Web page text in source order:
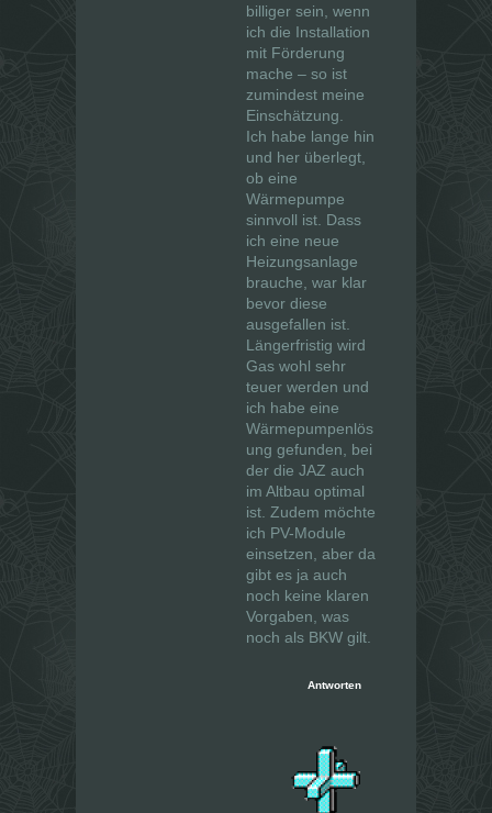
billiger sein, wenn
ich die Installation
mit Förderung
mache – so ist
zumindest meine
Einschätzung.
Ich habe lange hin
und her überlegt,
ob eine
Wärmepumpe
sinnvoll ist. Dass
ich eine neue
Heizungsanlage
brauche, war klar
bevor diese
ausgefallen ist.
Längerfristig wird
Gas wohl sehr
teuer werden und
ich habe eine
Wärmepumpenlös
ung gefunden, bei
der die JAZ auch
im Altbau optimal
ist. Zudem möchte
ich PV-Module
einsetzen, aber da
gibt es ja auch
noch keine klaren
Vorgaben, was
noch als BKW gilt.
Antworten